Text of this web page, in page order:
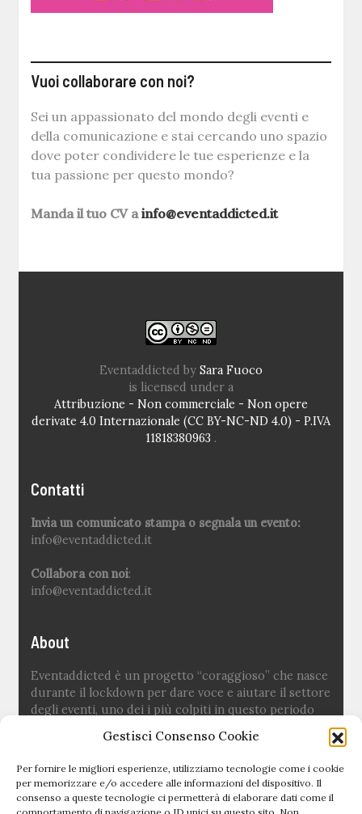
Gestisci Consenso Cookie
Per fornire le migliori esperienze, utilizziamo tecnologie come i cookie
per memorizzare e/o accedere alle informazioni del dispositivo. Il
consenso a queste tecnologie ci permetterà di elaborare dati come il
Vuoi collaborare con noi?
Sei un appassionato del mondo degli eventi e
della comunicazione e stai cercando uno spazio
dove poter condividere le tue esperienze e la
tua passione per questo mondo?
Manda il tuo CV ainfo@eventaddicted.it
Eventaddicted by Sara Fuoco
is licensed under a
Attribuzione - Non commerciale - Non opere
derivate 4.0 Internazionale (CC BY-NC-ND 4.0) - P.IVA
11818380963 .
Contatti
Invia un comunicato stampa o segnala un evento:
info@eventaddicted.it
Collabora con noi:
info@eventaddicted.it
About
Eventaddicted è un progetto “coraggioso” che nasce
durante il lockdown per dare voce e aiutare il settore
degli eventi, uno dei i più colpiti in questo periodo
Ideato e fondato da Sara Fuoco